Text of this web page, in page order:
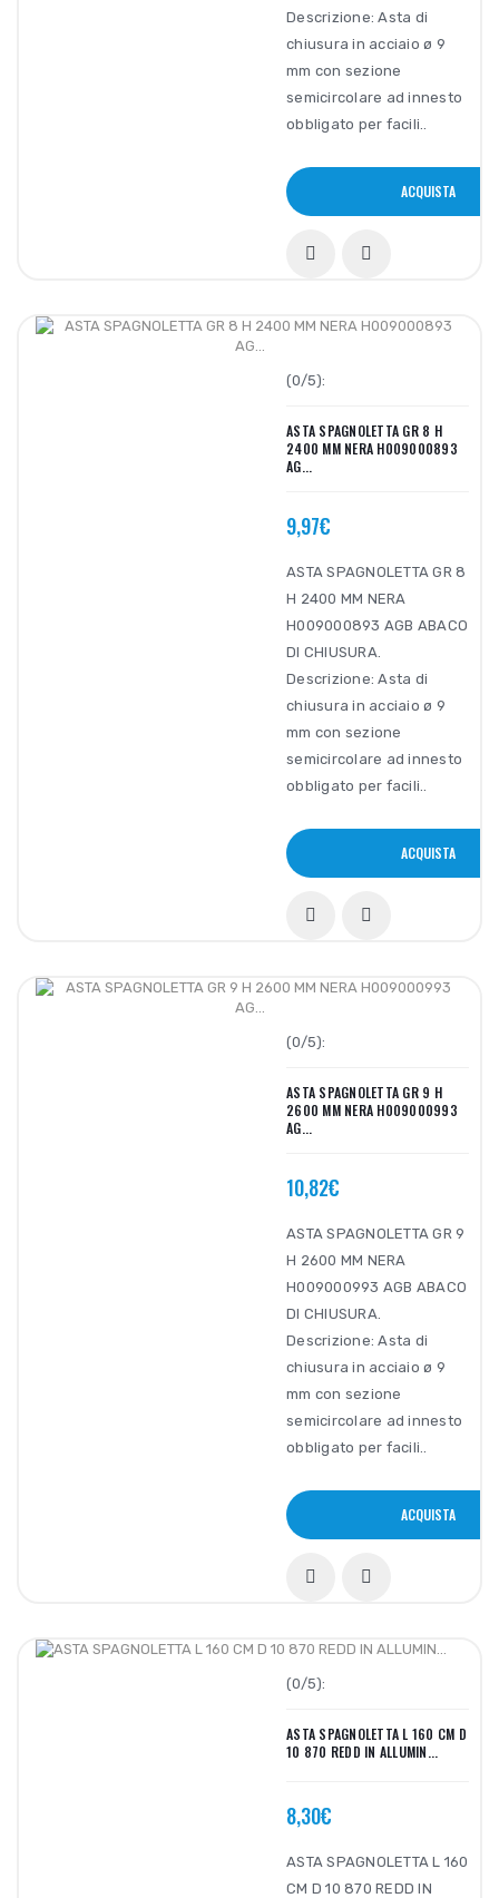
Descrizione: Asta di
chiusura in acciaio ø 9
mm con sezione
semicircolare ad innesto
obbligato per facili..
ACQUISTA
(0/5):
ASTA SPAGNOLETTA GR 8 H
2400 MM NERA H009000893
AG...
9,97€
ASTA SPAGNOLETTA GR 8
H 2400 MM NERA
H009000893 AGB ABACO
DI CHIUSURA.
Descrizione: Asta di
chiusura in acciaio ø 9
mm con sezione
semicircolare ad innesto
obbligato per facili..
ACQUISTA
(0/5):
ASTA SPAGNOLETTA GR 9 H
2600 MM NERA H009000993
AG...
10,82€
ASTA SPAGNOLETTA GR 9
H 2600 MM NERA
H009000993 AGB ABACO
DI CHIUSURA.
Descrizione: Asta di
chiusura in acciaio ø 9
mm con sezione
semicircolare ad innesto
obbligato per facili..
ACQUISTA
(0/5):
ASTA SPAGNOLETTA L 160 CM D
10 870 REDD IN ALLUMIN...
8,30€
ASTA SPAGNOLETTA L 160
CM D 10 870 REDD IN